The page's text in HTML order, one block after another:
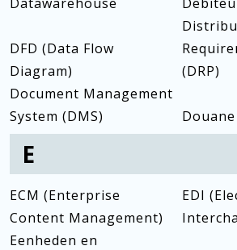
DFD (Data Flow
Diagram)
(DRP)
Document Management
System (DMS)
E
ECM (Enterprise
Content Management)
EDI
Eenheden en